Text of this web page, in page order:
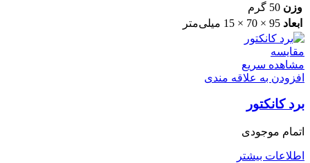
وزن 50 گرم
ابعاد 95 × 70 × 15 میلی‌متر
مقایسه
مشاهده سریع
افزودن به علاقه مندی
برد کانکتور
اتمام موجودی
اطلاعات بیشتر